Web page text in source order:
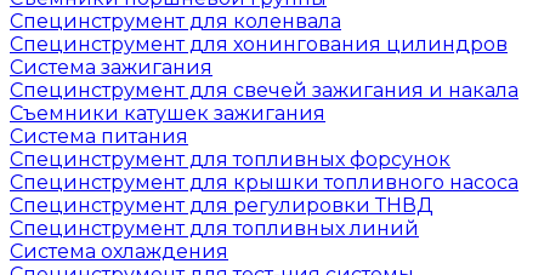
Специнструмент для коленвала
Специнструмент для хонингования цилиндров
Система зажигания
Специнструмент для свечей зажигания и накала
Съемники катушек зажигания
Система питания
Специнструмент для топливных форсунок
Специнструмент для крышки топливного насоса
Специнструмент для регулировки ТНВД
Специнструмент для топливных линий
Система охлаждения